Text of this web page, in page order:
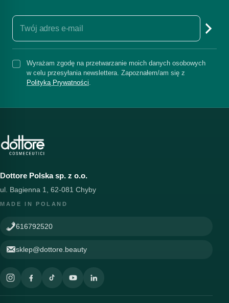
Wyrażam zgodę na przetwarzanie moich danych osobowych
w celu przesyłania newslettera. Zapoznałem/am się z
Polityką Prywatności.
Dottore Polska sp. z o.o.
ul. Bagienna 1, 62-081 Chyby
MADE IN POLAND
616792520
sklep@dottore.beauty